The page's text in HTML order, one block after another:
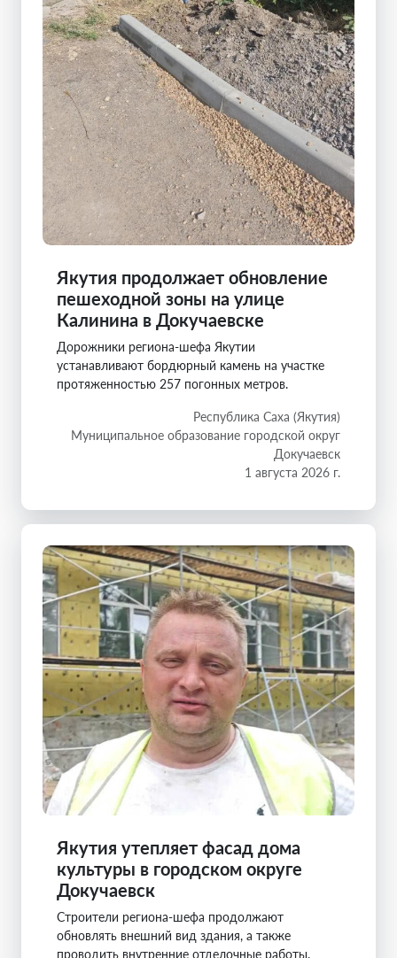
Якутия продолжает обновление
пешеходной зоны на улице
Калинина в Докучаевске
Дорожники региона-шефа Якутии
устанавливают бордюрный камень на участке
протяженностью 257 погонных метров.
Республика Саха (Якутия)
Муниципальное образование городской округ
Докучаевск
1 августа 2026 г.
Якутия утепляет фасад дома
культуры в городском округе
Докучаевск
Строители региона-шефа продолжают
обновлять внешний вид здания, а также
проводить внутренние отделочные работы.